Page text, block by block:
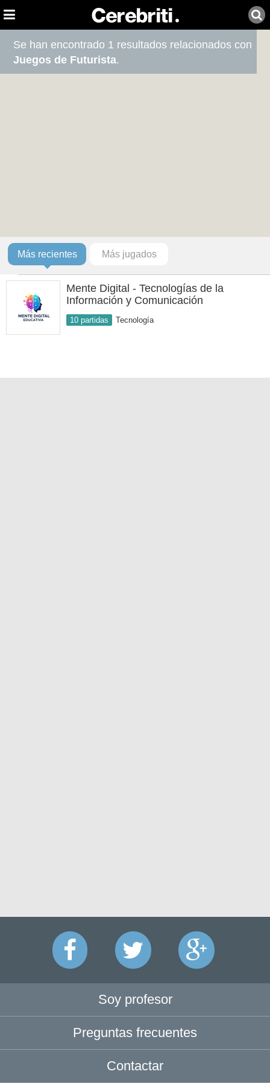
Se han encontrado 1 resultados relacionados con
Juegos de Futurista.
Más recientes Más jugados
Mente Digital - Tecnologías de la
Información y Comunicación
10 partidas Tecnología
Soy profesor
Preguntas frecuentes
Contactar